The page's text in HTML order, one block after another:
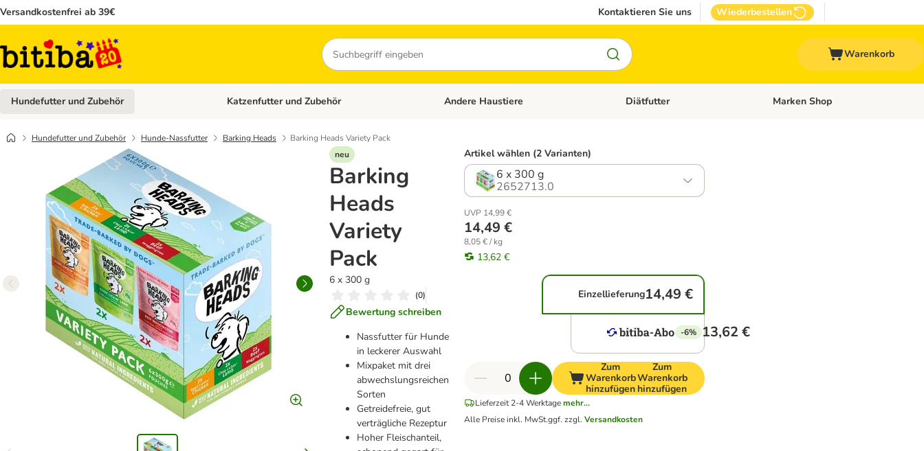
Versandkostenfrei ab 39€ Kontaktieren Sie uns Wiederbestellen
Suchen
Warenkorb
Hundefutter und Zubehör Kategorie-Menü öffnen: Hundefutter und Zubehör
Katzenfutter und Zubehör Kategorie-Menü öffnen: Katzenfutter und Zubehör
Andere Haustiere Kategorie-Menü öffnen: Andere Haustiere
Diätfutter Kategorie-Menü öffnen: Diätfutter
Marken Shop
Hundefutter und Zubehör Hunde-Nassfutter Barking Heads
Barking Heads Variety Pack
neu
Barking
Heads
Variety
Pack
6 x 300 g
(0)
Bewertung schreiben
Nassfutter für Hunde
in leckerer Auswahl
Mixpaket mit drei
abwechslungsreichen
Sorten
Getreidefreie, gut
verträgliche Rezeptur
Hoher Fleischanteil,
Artikel wählen (2 Varianten)
6 x 300 g
2652713.0
UVP 14,99 €
14,49 €
8,05 € / kg
13,62 €
Einzellieferung14,49 €
-6% 13,62 €
Zum
Warenkorb
hinzufügen
Zum
Warenkorb
hinzufügen
Lieferzeit 2-4 Werktage mehr...
Alle Preise inkl. MwSt.ggf. zzgl. Versandkosten